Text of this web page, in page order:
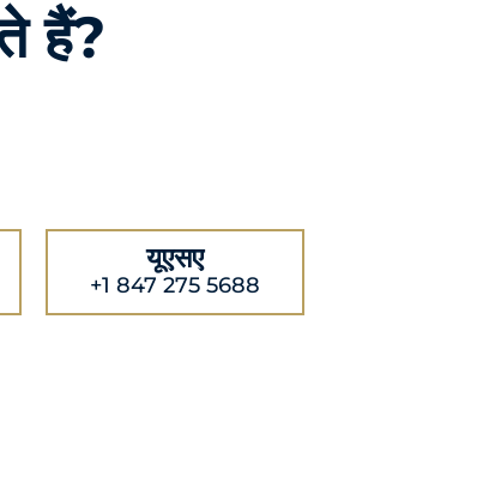
हैं?
यूएसए
+1 847 275 5688